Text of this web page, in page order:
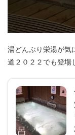
湯どんぶり栄湯が気
道２０２２でも登場